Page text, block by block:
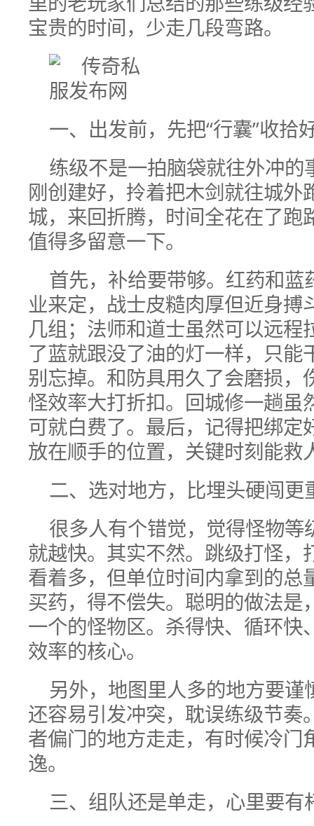
宝贵的时间，少走几段弯路。
一、出发前，先把“行囊”收拾
练级不是一拍脑袋就往外冲
刚创建好，拎着把木剑就往城外
城，来回折腾，时间全花在了跑
值得多留意一下。
首先，补给要带够。红药和
业来定，战士皮糙肉厚但近身搏
几组；法师和道士虽然可以远程
了蓝就跟没了油的灯一样，只能
别忘掉。和防具用久了会磨损，
怪效率大打折扣。回城修一趟虽
可就白费了。最后，记得把绑定
放在顺手的位置，关键时刻能救
二、选对地方，比埋头硬闯更
很多人有个错觉，觉得怪物
就越快。其实不然。跳级打怪，
看着多，但单位时间内拿到的总
买药，得不偿失。聪明的做法是
一个的怪物区。杀得快、循环快
效率的核心。
另外，地图里人多的地方要
还容易引发冲突，耽误练级节奏
者偏门的地方走走，有时候冷门
逸。
三、组队还是单走，心里要有